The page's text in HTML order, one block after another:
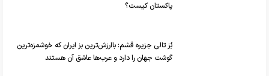
پاکستان کیست؟
بُز تالی جزیره قشم: باارزش‌ترین بز ایران که خوشمزه‌ترین
گوشت جهان را دارد و عرب‌ها عاشق آن هستند